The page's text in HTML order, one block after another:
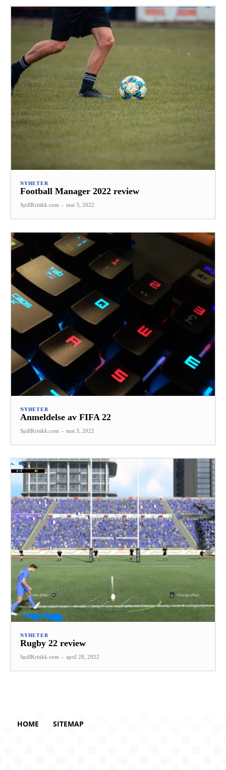
NYHETER
Football Manager 2022 review
SpillKritikk.com - mai 3, 2022
NYHETER
Anmeldelse av FIFA 22
SpillKritikk.com - mai 3, 2022
NYHETER
Rugby 22 review
SpillKritikk.com - april 28, 2022
HOME SITEMAP